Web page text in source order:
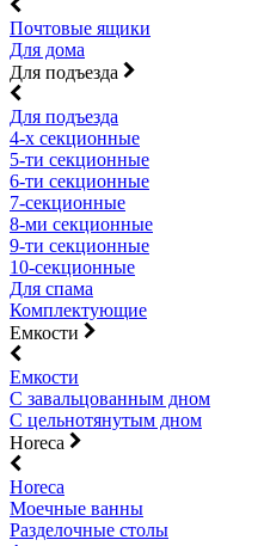
Почтовые ящики
Для дома
Для подъезда
Для подъезда
4-х секционные
5-ти секционные
6-ти секционные
7-секционные
8-ми секционные
9-ти секционные
10-секционные
Для спама
Комплектующие
Емкости
Емкости
С завальцованным дном
С цельнотянутым дном
Horeca
Horeca
Моечные ванны
Разделочные столы